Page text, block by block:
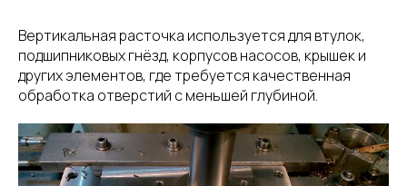
Вертикальная расточка используется для втулок,
подшипниковых гнёзд, корпусов насосов, крышек и
других элементов, где требуется качественная
обработка отверстий с меньшей глубиной.